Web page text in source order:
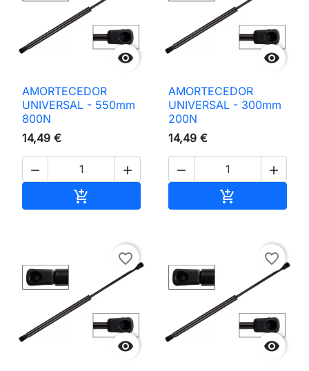

AMORTECEDOR
UNIVERSAL - 550mm
800N
14,49 €
 


AMORTECEDOR
UNIVERSAL - 300mm
200N
14,49 €
 


favorite_border

favorite_border